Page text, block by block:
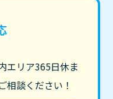
エリア365日休ま
相談ください！